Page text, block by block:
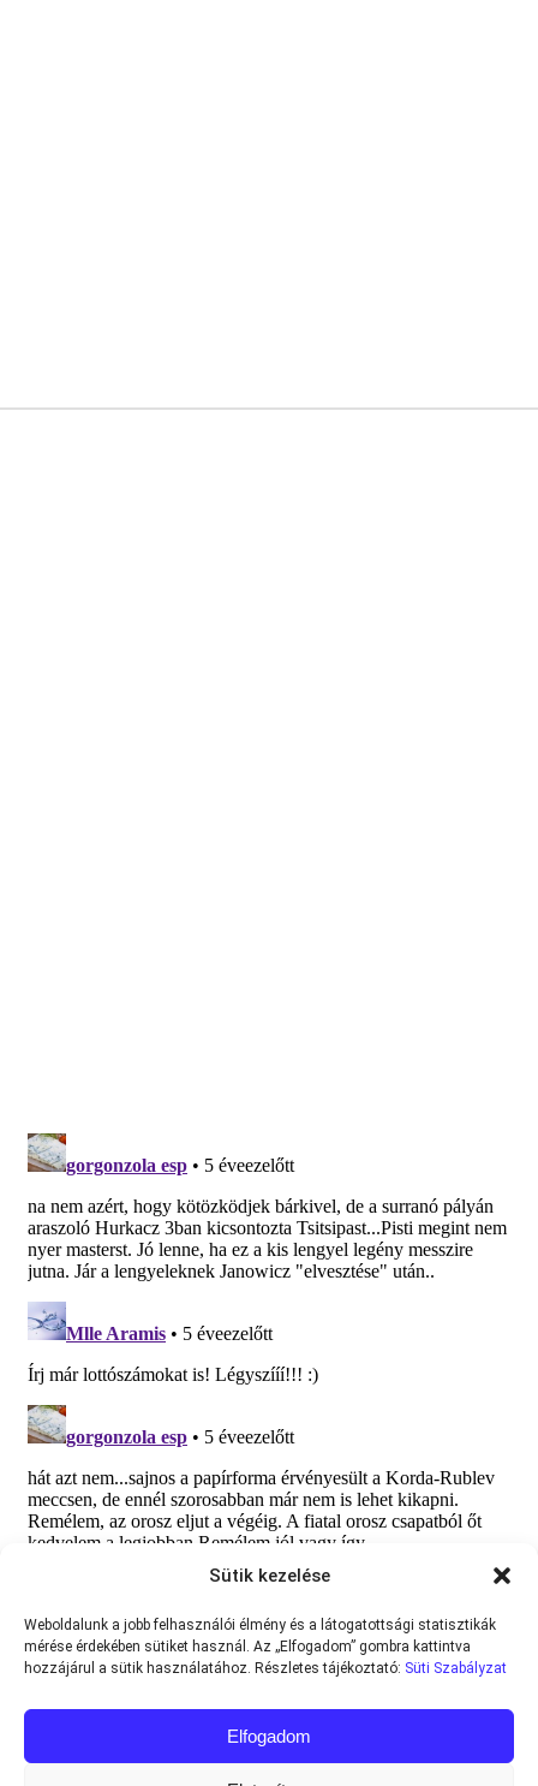
Sütik kezelése
Weboldalunk a jobb felhasználói élmény és a látogatottsági statisztikák
mérése érdekében sütiket használ. Az „Elfogadom” gombra kattintva
hozzájárul a sütik használatához. Részletes tájékoztató: Süti Szabályzat
Elfogadom